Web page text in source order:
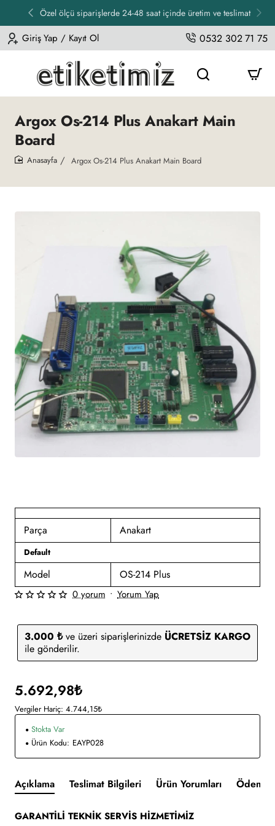
Özel ölçü siparişlerde 24-48 saat içinde üretim ve teslimat
Giriş Yap / Kayıt Ol 0532 302 71 75
Argox Os-214 Plus Anakart Main
Board
Argox Os-214 Plus Anakart Main Board
Parça Anakart
Default
Model OS-214 Plus
3.000 ₺ve üzeri siparişlerinizde ÜCRETSİZ KARGO
ile gönderilir.
0 yorum • Yorum Yap
5.692,98₺
Vergiler Hariç: 4.744,15₺
Stokta Var
Ürün Kodu: EAYP028
Açıklama Teslimat Bilgileri Ürün Yorumları Ödeme
GARANTİLİ TEKNİK SERVİS HİZMETİMİZ